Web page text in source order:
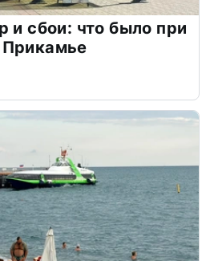
и сбои: что было при